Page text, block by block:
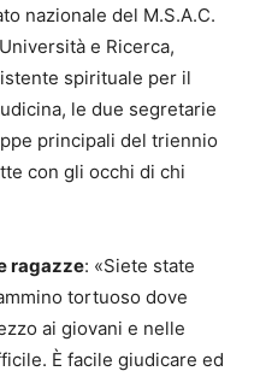
nazionale del M.S.A.C.
e Ricerca,
spirituale per il
le due segretarie
principali del triennio
con gli occhi di chi
ragazze: «Siete state
tortuoso dove
ai giovani e nelle
È facile giudicare ed